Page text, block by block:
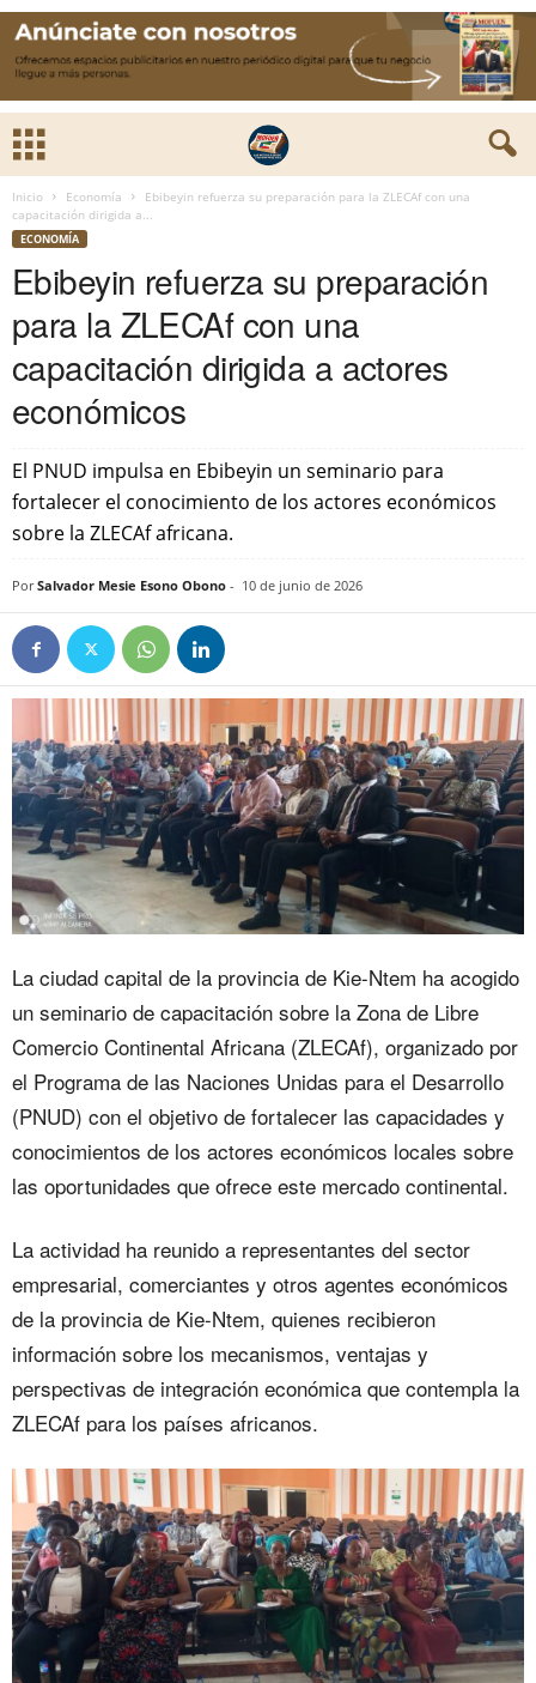
Inicio Economía
Ebibeyin refuerza su preparación para la ZLECAf con una
capacitación dirigida a...
ECONOMÍA
Ebibeyin refuerza su preparación
para la ZLECAf con una
capacitación dirigida a actores
económicos
El PNUD impulsa en Ebibeyin un seminario para
fortalecer el conocimiento de los actores económicos
sobre la ZLECAf africana.
Por Salvador Mesie Esono Obono - 10 de junio de 2026
La ciudad capital de la provincia de Kie-Ntem ha acogido
un seminario de capacitación sobre la Zona de Libre
Comercio Continental Africana (ZLECAf), organizado por
el Programa de las Naciones Unidas para el Desarrollo
(PNUD) con el objetivo de fortalecer las capacidades y
conocimientos de los actores económicos locales sobre
las oportunidades que ofrece este mercado continental.
La actividad ha reunido a representantes del sector
empresarial, comerciantes y otros agentes económicos
de la provincia de Kie-Ntem, quienes recibieron
información sobre los mecanismos, ventajas y
perspectivas de integración económica que contempla la
ZLECAf para los países africanos.